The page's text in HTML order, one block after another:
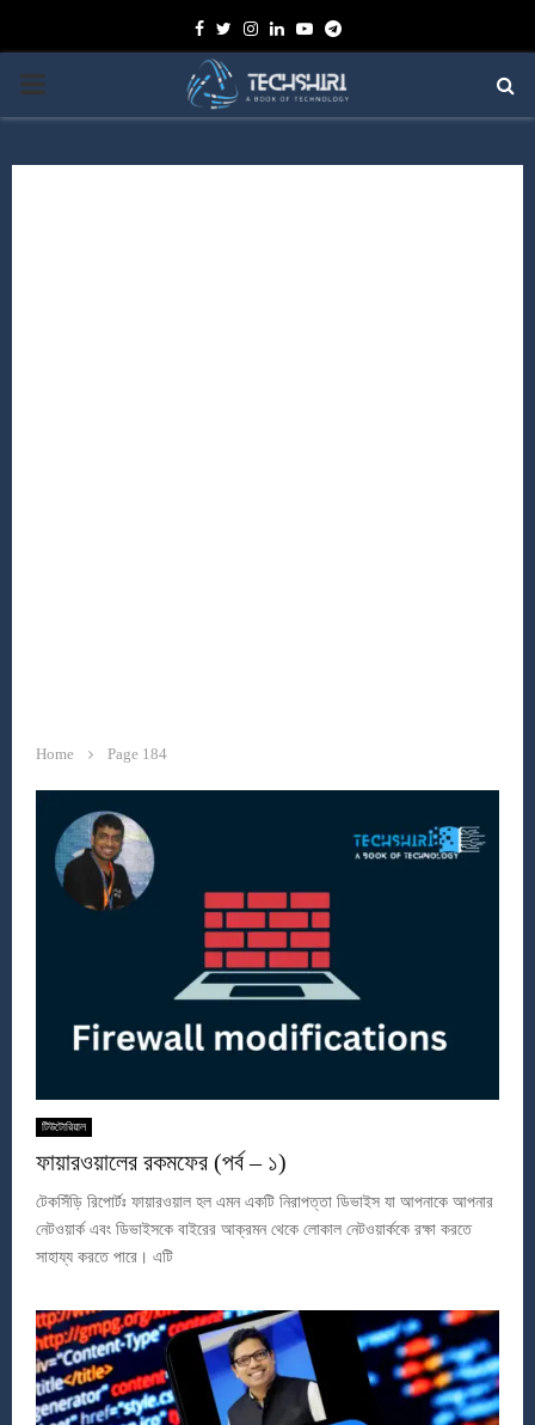
Facebook
TwitterInstagram
Linkedin
YoutubeTelegram
PRIMARY
Home Page 184
টিউটোরিয়াল
ফায়ারওয়ালের রকমফের (পর্ব – ১)
টেকসিঁড়ি রিপোর্টঃ ফায়ারওয়াল হল এমন একটি নিরাপত্তা ডিভাইস যা আপনাকে আপনার
নেটওয়ার্ক এবং ডিভাইসকে বাইরের আক্রমন থেকে লোকাল নেটওয়ার্ককে রক্ষা করতে
সাহায্য করতে পারে। এটি